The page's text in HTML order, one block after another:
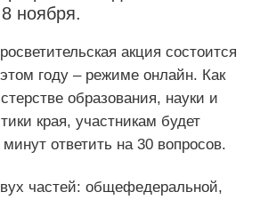
ноября.
акция состоится
году – режиме онлайн. Как
образования, науки и
края, участникам будет
ответить на 30 вопросов.
частей: общефедеральной,